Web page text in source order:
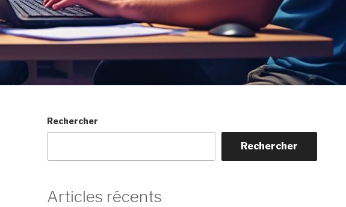
Rechercher
Rechercher
Articles récents